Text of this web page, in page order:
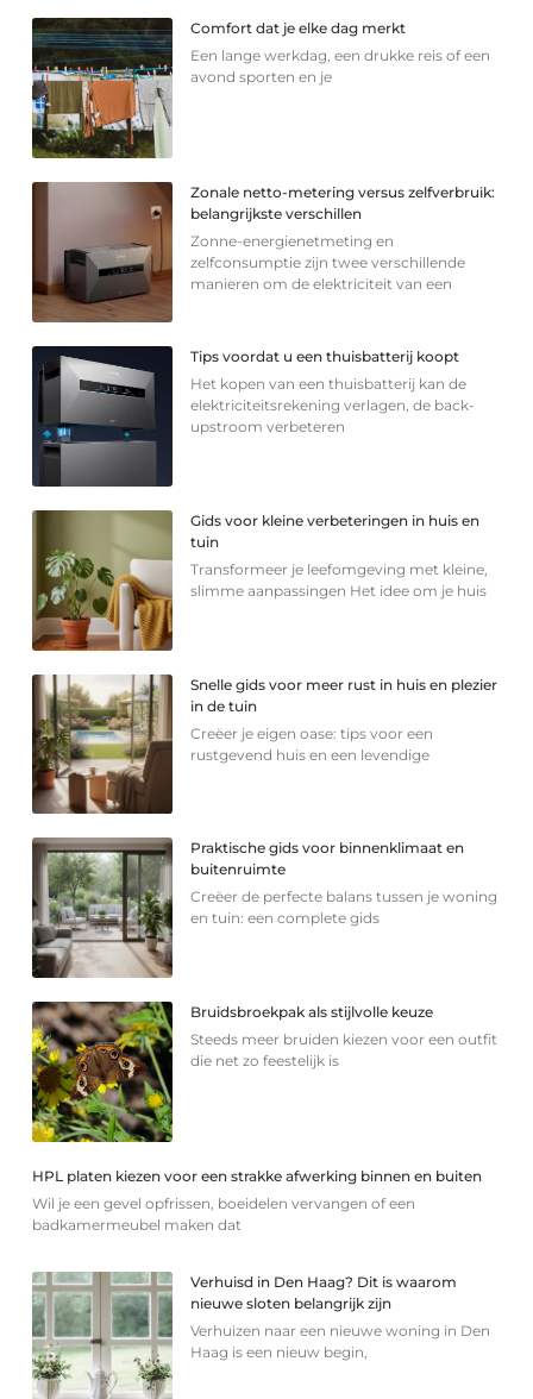
Comfort dat je elke dag merkt
Een lange werkdag, een drukke reis of een
avond sporten en je
Zonale netto-metering versus zelfverbruik:
belangrijkste verschillen
Zonne-energienetmeting en
zelfconsumptie zijn twee verschillende
manieren om de elektriciteit van een
Tips voordat u een thuisbatterij koopt
Het kopen van een thuisbatterij kan de
elektriciteitsrekening verlagen, de back-
upstroom verbeteren
Gids voor kleine verbeteringen in huis en
tuin
Transformeer je leefomgeving met kleine,
slimme aanpassingen Het idee om je huis
Snelle gids voor meer rust in huis en plezier
in de tuin
Creëer je eigen oase: tips voor een
rustgevend huis en een levendige
Praktische gids voor binnenklimaat en
buitenruimte
Creëer de perfecte balans tussen je woning
en tuin: een complete gids
Bruidsbroekpak als stijlvolle keuze
Steeds meer bruiden kiezen voor een outfit
die net zo feestelijk is
HPL platen kiezen voor een strakke afwerking binnen en buiten
Wil je een gevel opfrissen, boeidelen vervangen of een
badkamermeubel maken dat
Verhuisd in Den Haag? Dit is waarom
nieuwe sloten belangrijk zijn
Verhuizen naar een nieuwe woning in Den
Haag is een nieuw begin,